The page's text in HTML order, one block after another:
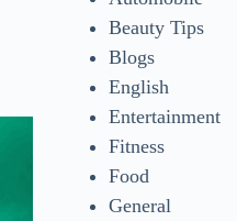
Beauty Tips
Blogs
English
Entertainment
Fitness
Food
General